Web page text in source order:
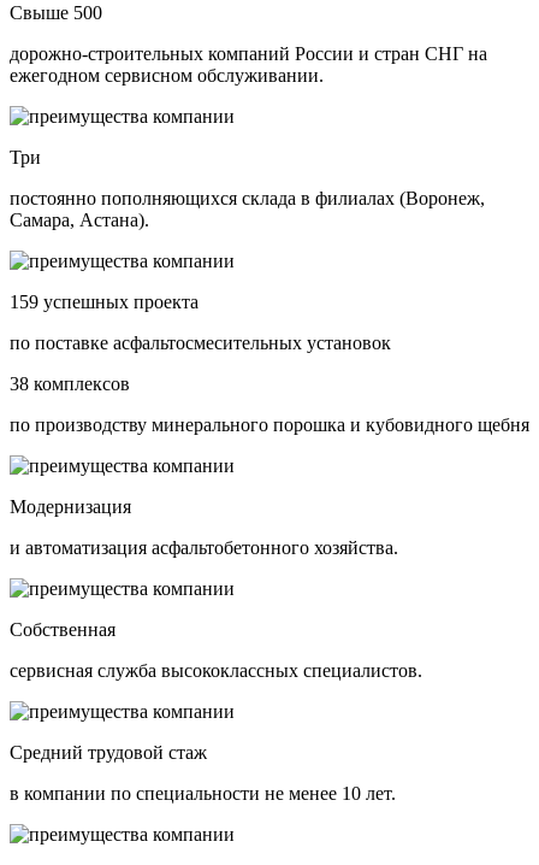
Свыше 500
дорожно-строительных компаний России и стран СНГ на
ежегодном сервисном обслуживании.
Три
постоянно пополняющихся склада в филиалах (Воронеж,
Самара, Астана).
159 успешных проекта
по поставке асфальтосмесительных установок
38 комплексов
по производству минерального порошка и кубовидного щебня
Модернизация
и автоматизация асфальтобетонного хозяйства.
Собственная
сервисная служба высококлассных специалистов.
Средний трудовой стаж
в компании по специальности не менее 10 лет.